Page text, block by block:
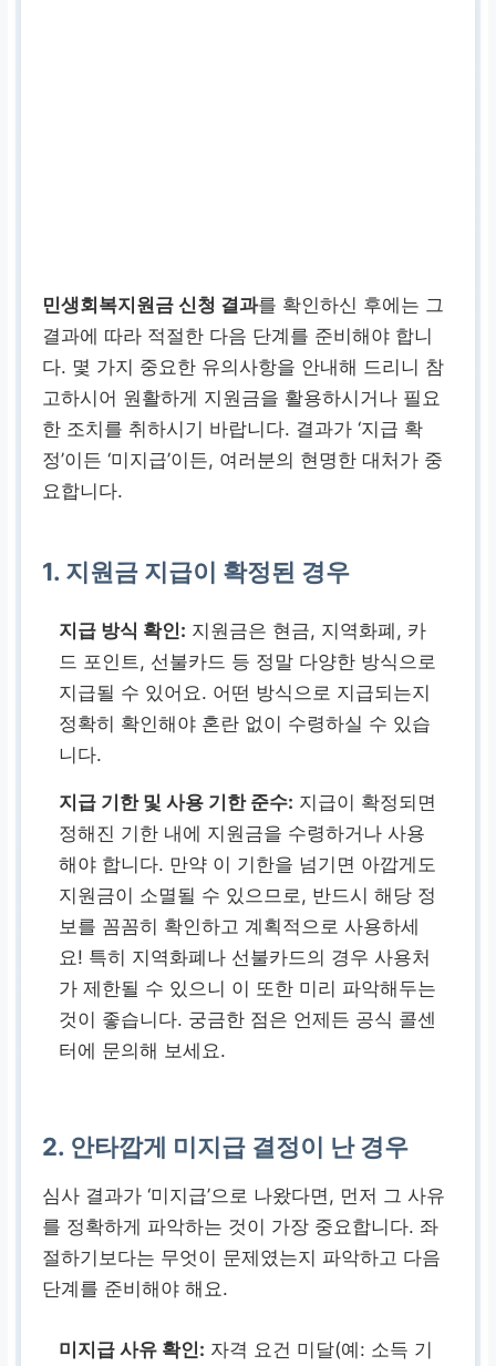
민생회복지원금 신청 결과를 확인하신 후에는 그
결과에 따라 적절한 다음 단계를 준비해야 합니
다. 몇 가지 중요한 유의사항을 안내해 드리니 참
고하시어 원활하게 지원금을 활용하시거나 필요
한 조치를 취하시기 바랍니다. 결과가 ‘지급 확
정’이든 ‘미지급’이든, 여러분의 현명한 대처가 중
요합니다.
1. 지원금 지급이 확정된 경우
지급 방식 확인: 지원금은 현금, 지역화폐, 카
드 포인트, 선불카드 등 정말 다양한 방식으로
지급될 수 있어요. 어떤 방식으로 지급되는지
정확히 확인해야 혼란 없이 수령하실 수 있습
니다.
지급 기한 및 사용 기한 준수: 지급이 확정되면
정해진 기한 내에 지원금을 수령하거나 사용
해야 합니다. 만약 이 기한을 넘기면 아깝게도
지원금이 소멸될 수 있으므로, 반드시 해당 정
보를 꼼꼼히 확인하고 계획적으로 사용하세
요! 특히 지역화폐나 선불카드의 경우 사용처
가 제한될 수 있으니 이 또한 미리 파악해두는
것이 좋습니다. 궁금한 점은 언제든 공식 콜센
터에 문의해 보세요.
2. 안타깝게 미지급 결정이 난 경우
심사 결과가 ‘미지급’으로 나왔다면, 먼저 그 사유
를 정확하게 파악하는 것이 가장 중요합니다. 좌
절하기보다는 무엇이 문제였는지 파악하고 다음
단계를 준비해야 해요.
미지급 사유 확인: 자격 요건 미달(예: 소득 기